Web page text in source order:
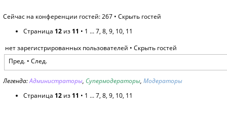
Сейчас на конференции гостей: 267 • Скрыть гостей
Страница 12 из 11 • 1 ...7, 8, 9, 10, 11
нет зарегистрированных пользователей • Скрыть гостей
Пред.• След.
Легенда:Администраторы, Супермодераторы, Модераторы
Страница 12 из 11 • 1 ...7, 8, 9, 10, 11